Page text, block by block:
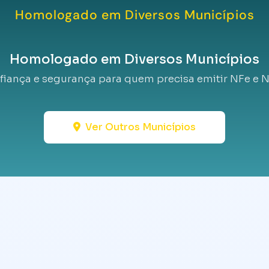
Homologado em Diversos Municípios
Homologado em Diversos Municípios
e segurança para quem precisa emitir NFe e
Ver Outros Municípios